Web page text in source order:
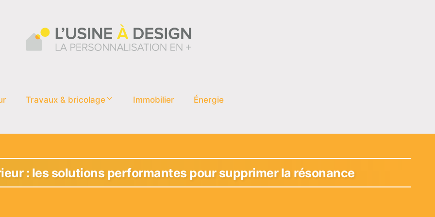
Travaux & bricolage Immobilier Énergie
: les solutions performantes pour supprimer la résonance